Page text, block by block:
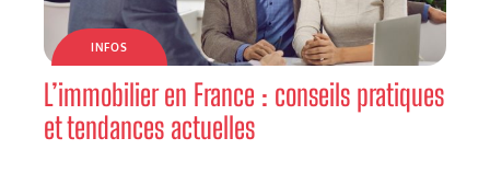
INFOS
L’immobilier en France : conseils pratiques
et tendances actuelles